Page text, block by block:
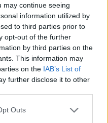
may continue seeing
information utilized by
to third parties prior to
opt-out of the further
by third parties on the
This information may
on the IAB’s List of
further disclose it to other
uses one or more Google
Outs
GDPR-szabályzatot
egy kattintás, és hírlevelünk a
hétről hétre